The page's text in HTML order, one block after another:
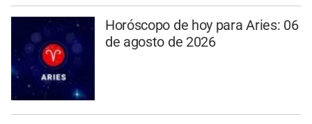
Horóscopo de hoy para Aries: 06
de agosto de 2026